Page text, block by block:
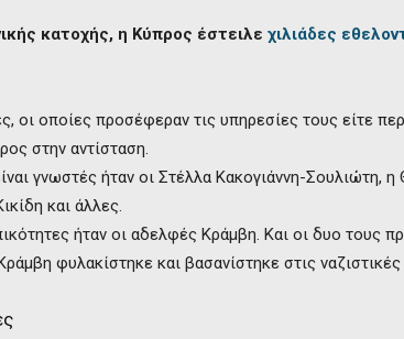
κατοχής, η Κύπρος έστειλε χιλιάδες
οι οποίες προσέφεραν τις υπηρεσίες τους είτε
στην αντίσταση.
γνωστές ήταν οι Στέλλα Κακογιάννη-Σουλιώτη,
και άλλες.
ήταν οι αδελφές Κράμβη. Και οι δυο τους
φυλακίστηκε και βασανίστηκε στις